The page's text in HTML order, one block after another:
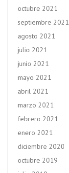
octubre 2021
septiembre 2021
agosto 2021
julio 2021
junio 2021
mayo 2021
abril 2021
marzo 2021
febrero 2021
enero 2021
diciembre 2020
octubre 2019